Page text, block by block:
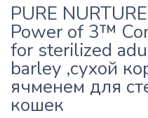
PURE
Power of 3™
for sterilized
barley ,сухой
ячменем для
кошек